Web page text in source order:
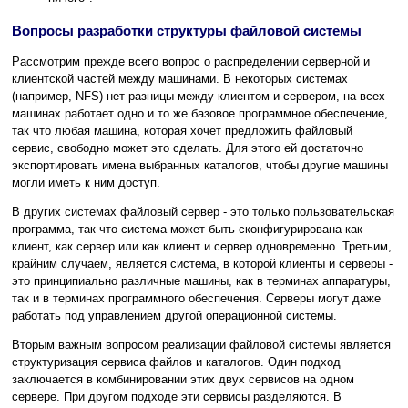
Вопросы разработки структуры файловой системы
Рассмотрим прежде всего вопрос о распределении серверной и
клиентской частей между машинами. В некоторых системах
(например, NFS) нет разницы между клиентом и сервером, на всех
машинах работает одно и то же базовое программное обеспечение,
так что любая машина, которая хочет предложить файловый
сервис, свободно может это сделать. Для этого ей достаточно
экспортировать имена выбранных каталогов, чтобы другие машины
могли иметь к ним доступ.
В других системах файловый сервер - это только пользовательская
программа, так что система может быть сконфигурирована как
клиент, как сервер или как клиент и сервер одновременно. Третьим,
крайним случаем, является система, в которой клиенты и серверы -
это принципиально различные машины, как в терминах аппаратуры,
так и в терминах программного обеспечения. Серверы могут даже
работать под управлением другой операционной системы.
Вторым важным вопросом реализации файловой системы является
структуризация сервиса файлов и каталогов. Один подход
заключается в комбинировании этих двух сервисов на одном
сервере. При другом подходе эти сервисы разделяются. В